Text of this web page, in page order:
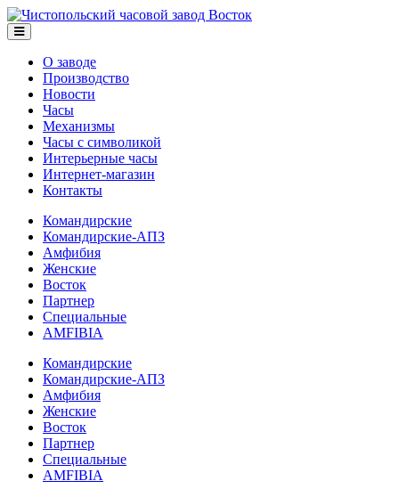
О заводе
Производство
Новости
Часы
Механизмы
Часы с символикой
Интерьерные часы
Интернет-магазин
Контакты
Командирские
Командирские-АПЗ
Амфибия
Женские
Восток
Партнер
Специальные
AMFIBIA
Командирские
Командирские-АПЗ
Амфибия
Женские
Восток
Партнер
Специальные
AMFIBIA